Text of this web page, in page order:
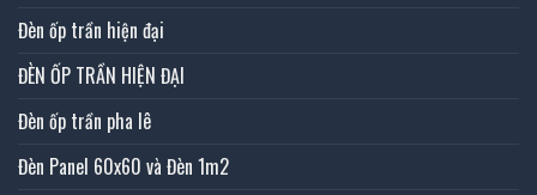
Đèn ốp trần hiện đại
ĐÈN ỐP TRẦN HIỆN ĐẠI
Đèn ốp trần pha lê
Đèn Panel 60x60 và Đèn 1m2